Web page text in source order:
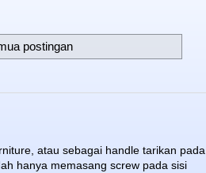
postingan
atau sebagai handle tarikan pada
hanya memasang screw pada sisi